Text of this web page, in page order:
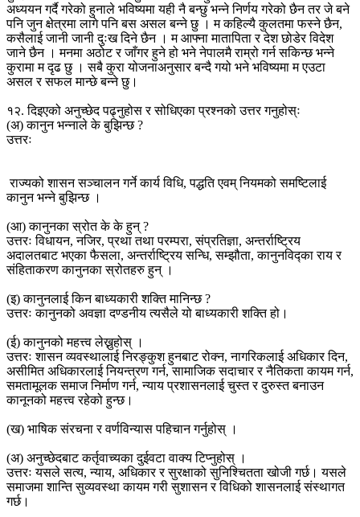
अध्ययन गर्दै गरेको हुनाले भविष्यमा यही नै बन्छु भन्ने निर्णय गरेको छैन तर जे बने
पनि जुन क्षेत्रमा लागे पनि बस असल बन्ने छु । म कहिल्यै कुलतमा फस्ने छैन,
कसैलाई जानी जानी दुःख दिने छैन । म आफ्ना मातापिता र देश छोडेर विदेश
जाने छैन । मनमा अठोट र जाँगर हुने हो भने नेपालमै राम्रो गर्न सकिन्छ भन्ने
कुरामा म दृढ छु । सबै कुरा योजनाअनुसार बन्दै गयो भने भविष्यमा म एउटा
असल र सफल मान्छे बन्ने छु।
१२. दिइएको अनुच्छेद पढ्नुहोस र सोधिएका प्रश्नको उत्तर गनुहोस्ः
(अ) कानुन भन्नाले के बुझिन्छ ?
उत्तरः
राज्यको शासन सञ्चालन गर्ने कार्य विधि, पद्धति एवम् नियमको समष्टिलाई
कानुन भन्ने बुझिन्छ ।
(आ) कानुनका स्रोत के के हुन् ?
उत्तरः विधायन, नजिर, प्रथा तथा परम्परा, संप्रतिज्ञा, अन्तर्राष्ट्रिय
अदालतबाट भएका फैसला, अन्तर्राष्ट्रिय सन्धि, सम्झौता, कानुनविद्का राय र
संहिताकरण कानुनका स्रोतहरु हुन् ।
(इ) कानुनलाई किन बाध्यकारी शक्ति मानिन्छ ?
उत्तरः कानुनको अवज्ञा दण्डनीय त्यसैले यो बाध्यकारी शक्ति हो।
(ई) कानुनको महत्त्व लेख्नुहोस् ।
उत्तरः शासन व्यवस्थालाई निरङ्कुश हुनबाट रोक्न, नागरिकलाई अधिकार दिन,
असीमित अधिकारलाई नियन्त्रण गर्न, सामाजिक सदाचार र नैतिकता कायम गर्न,
समतामूलक समाज निर्माण गर्न, न्याय प्रशासनलाई चुस्त र दुरुस्त बनाउन
कानूनको महत्त्व रहेको हुन्छ।
(ख) भाषिक संरचना र वर्णविन्यास पहिचान गर्नुहोस् ।
(अ) अनुच्छेदबाट कर्तृवाच्यका दुईवटा वाक्य टिप्नुहोस् ।
उत्तरः यसले सत्य, न्याय, अधिकार र सुरक्षाको सुनिश्चितता खोजी गर्छ। यसले
समाजमा शान्ति सुव्यवस्था कायम गरी सुशासन र विधिको शासनलाई संस्थागत
गर्छ।